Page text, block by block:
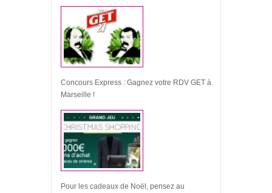
Concours Express : Gagnez votre RDV GET à
Marseille !
Pour les cadeaux de Noël, pensez au